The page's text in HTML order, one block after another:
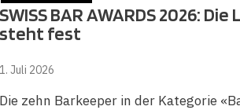
SWISS BAR AWARDS 2026:
steht fest
1. Juli 2026
Die zehn Barkeeper in der Kategorie